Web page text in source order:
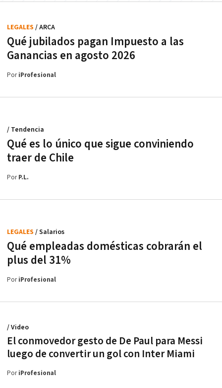
Qué jubilados pagan Impuesto a las
Ganancias en agosto 2026
LEGALES / ARCA
PoriProfesional
Qué es lo único que sigue conviniendo
traer de Chile
/ Tendencia
PorP.L.
Qué empleadas domésticas cobrarán el
plus del 31%
LEGALES / Salarios
PoriProfesional
El conmovedor gesto de De Paul para Messi
luego de convertir un gol con Inter Miami
/ Video
PoriProfesional